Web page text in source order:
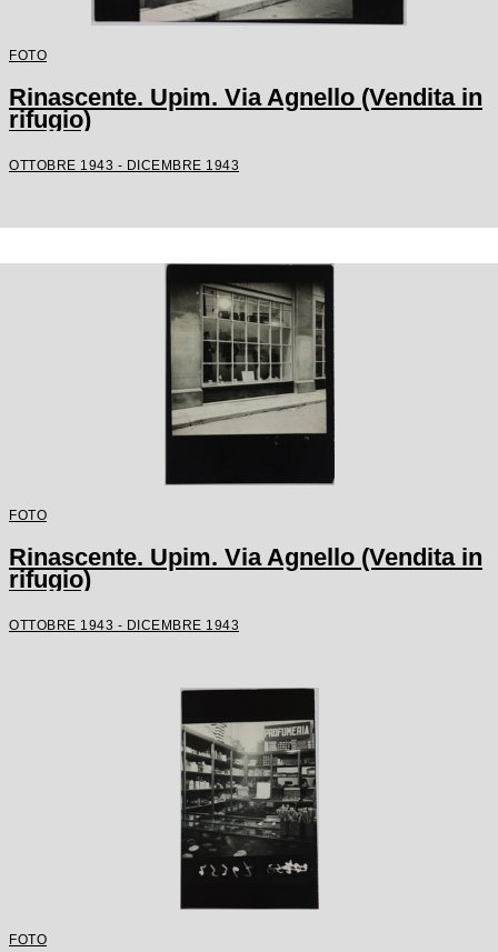
FOTO
Rinascente. Upim. Via Agnello (Vendita in
rifugio)
OTTOBRE 1943 - DICEMBRE 1943
FOTO
Rinascente. Upim. Via Agnello (Vendita in
rifugio)
OTTOBRE 1943 - DICEMBRE 1943
FOTO